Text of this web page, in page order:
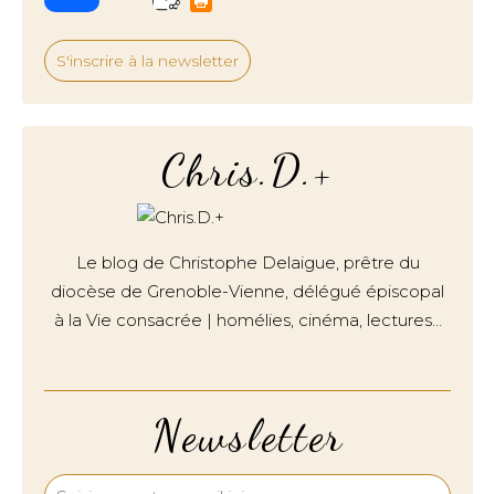
S'inscrire à la newsletter
Newsletter
Chris.D.+
Le blog de Christophe Delaigue, prêtre du
diocèse de Grenoble-Vienne, délégué épiscopal
à la Vie consacrée | homélies, cinéma, lectures…